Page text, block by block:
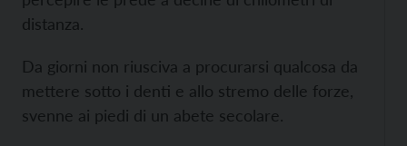
distanza.
Da giorni non riusciva a procurarsi qualcosa da
mettere sotto i denti e allo stremo delle forze,
svenne ai piedi di un abete secolare.